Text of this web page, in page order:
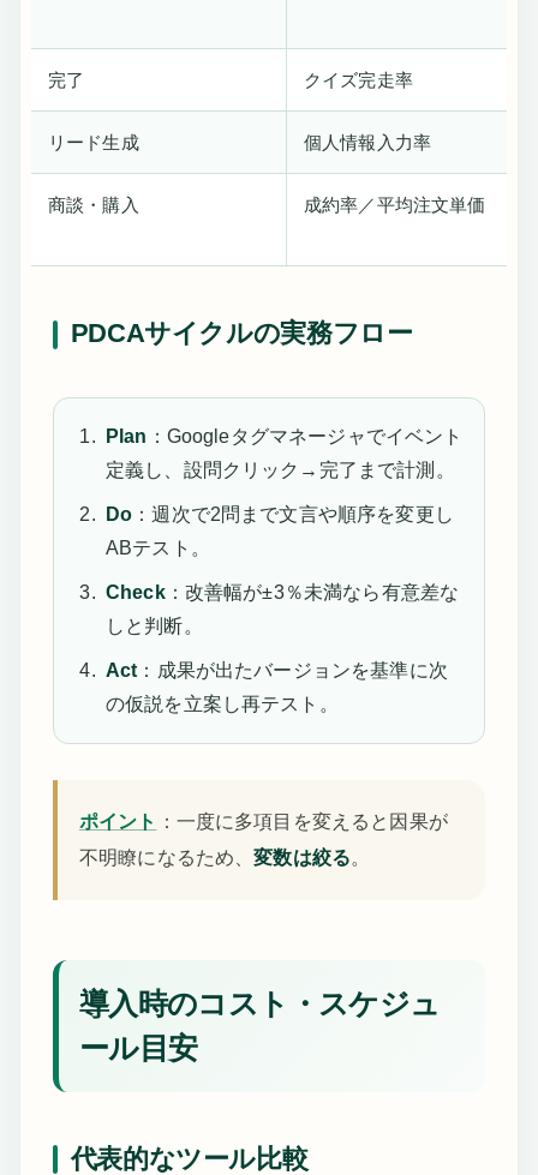
完了 クイズ完走率
リード生成 個人情報入力率
商談・購入 成約率／平均注文単価
PDCAサイクルの実務フロー
Plan ：Googleタグマネージャでイベント
定義し、設問クリック→完了まで計測。
Do ：週次で2問まで文言や順序を変更し
ABテスト。
Check：改善幅が±3％未満なら有意差な
しと判断。
Act ：成果が出たバージョンを基準に次
の仮説を立案し再テスト。
ポイント
：一度に多項目を変えると因果が
不明瞭になるため、変数は絞る。
導入時のコスト・スケジュ
ール目安
代表的なツール比較